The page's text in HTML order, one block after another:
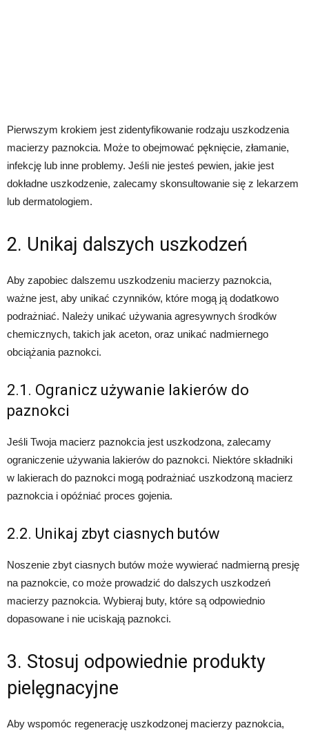
Pierwszym krokiem jest zidentyfikowanie rodzaju uszkodzenia
macierzy paznokcia. Może to obejmować pęknięcie, złamanie,
infekcję lub inne problemy. Jeśli nie jesteś pewien, jakie jest
dokładne uszkodzenie, zalecamy skonsultowanie się z lekarzem
lub dermatologiem.
2. Unikaj dalszych uszkodzeń
Aby zapobiec dalszemu uszkodzeniu macierzy paznokcia,
ważne jest, aby unikać czynników, które mogą ją dodatkowo
podrażniać. Należy unikać używania agresywnych środków
chemicznych, takich jak aceton, oraz unikać nadmiernego
obciążania paznokci.
2.1. Ogranicz używanie lakierów do
paznokci
Jeśli Twoja macierz paznokcia jest uszkodzona, zalecamy
ograniczenie używania lakierów do paznokci. Niektóre składniki
w lakierach do paznokci mogą podrażniać uszkodzoną macierz
paznokcia i opóźniać proces gojenia.
2.2. Unikaj zbyt ciasnych butów
Noszenie zbyt ciasnych butów może wywierać nadmierną presję
na paznokcie, co może prowadzić do dalszych uszkodzeń
macierzy paznokcia. Wybieraj buty, które są odpowiednio
dopasowane i nie uciskają paznokci.
3. Stosuj odpowiednie produkty
pielęgnacyjne
Aby wspomóc regenerację uszkodzonej macierzy paznokcia,